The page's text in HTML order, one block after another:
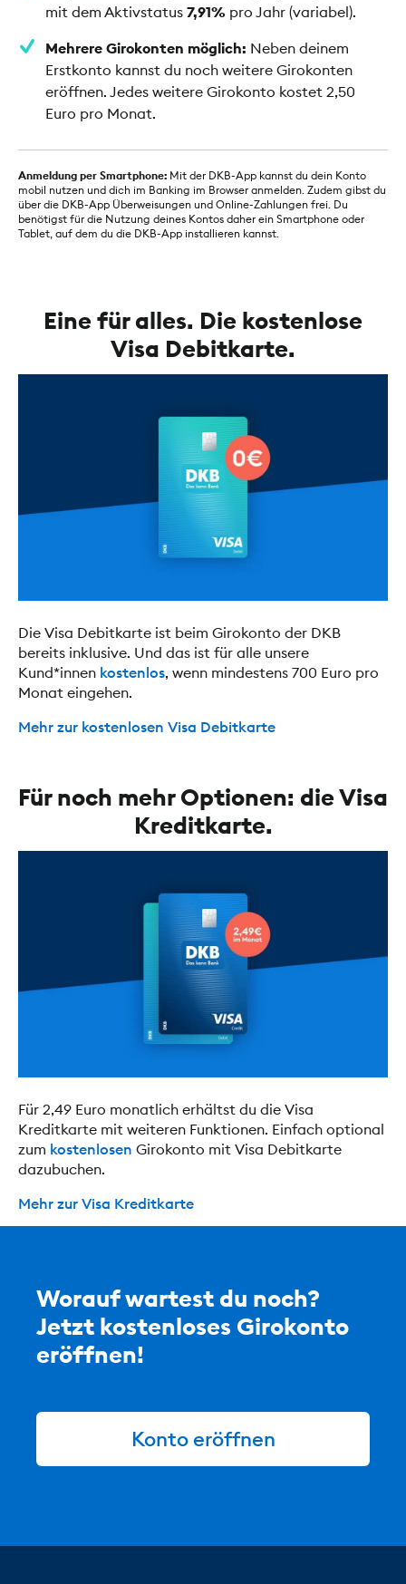
mit dem Aktivstatus 7,91%pro Jahr (variabel).
Mehrere Girokonten möglich: Neben deinem
Erstkonto kannst du noch weitere Girokonten
eröffnen. Jedes weitere Girokonto kostet 2,50
Euro pro Monat.
Anmeldung per Smartphone: Mit der DKB-App kannst du dein Konto
mobil nutzen und dich im Banking im Browser anmelden. Zudem gibst du
über die DKB-App Überweisungen und Online-Zahlungen frei. Du
benötigst für die Nutzung deines Kontos daher ein Smartphone oder
Tablet, auf dem du die DKB-App installieren kannst.
Eine für alles. Die kostenlose
Visa Debitkarte.
Die Visa Debitkarte ist beim Girokonto der DKB
bereits inklusive. Und das ist für alle unsere
Kund*innen kostenlos, wenn mindestens 700 Euro pro
Monat eingehen.
Mehr zur kostenlosen Visa Debitkarte
Für noch mehr Optionen: die Visa
Kreditkarte.
Für 2,49 Euro monatlich erhältst du die Visa
Kreditkarte mit weiteren Funktionen. Einfach optional
zum kostenlosen Girokonto mit Visa Debitkarte
dazubuchen.
Mehr zur Visa Kreditkarte
Worauf wartest du noch?
Jetzt kostenloses Girokonto
eröffnen!
Konto eröffnen